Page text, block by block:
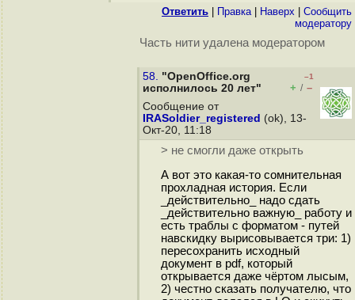
Ответить Правка| Наверх
Cообщить
модератору
Часть нити удалена модератором
58. "OpenOffice.org
исполнилось 20 лет"
–1
+ / –
Сообщение от
IRASoldier_registered (ok), 13-
Окт-20, 11:18
> не смогли даже открыть
А вот это какая-то сомнительная
прохладная история. Если
_действительно_ надо сдать
_действительно важную_ работу и
есть траблы с форматом - путей
навскидку вырисовывается три: 1)
пересохранить исходный
документ в pdf, который
открывается даже чёртом лысым,
2) честно сказать получателю, что